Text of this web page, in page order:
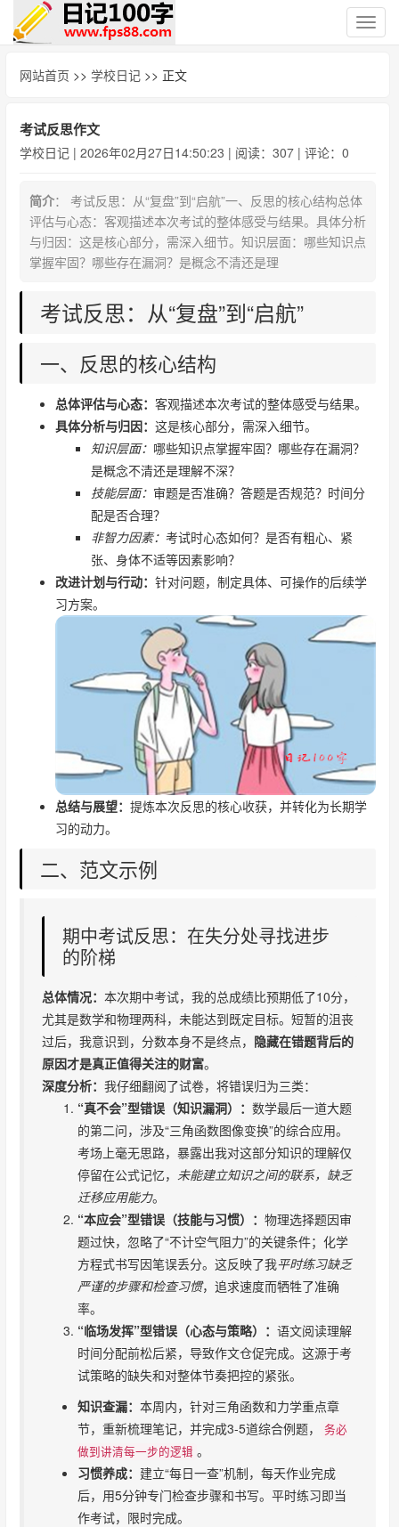
切
换
网站首页 >> 学校日记 >> 正文
考试反思作文
学校日记 | 2026年02月27日14:50:23 | 阅读：307 | 评论：0
简介： 考试反思：从“复盘”到“启航”一、反思的核心结构总体
评估与心态：客观描述本次考试的整体感受与结果。具体分析
与归因：这是核心部分，需深入细节。知识层面：哪些知识点
掌握牢固？哪些存在漏洞？是概念不清还是理
考试反思：从“复盘”到“启航”
一、反思的核心结构
总体评估与心态： 客观描述本次考试的整体感受与结果。
具体分析与归因： 这是核心部分，需深入细节。
知识层面： 哪些知识点掌握牢固？哪些存在漏洞？
是概念不清还是理解不深？
技能层面： 审题是否准确？答题是否规范？时间分
配是否合理？
非智力因素： 考试时心态如何？是否有粗心、紧
张、身体不适等因素影响？
改进计划与行动： 针对问题，制定具体、可操作的后续学
习方案。
总结与展望： 提炼本次反思的核心收获，并转化为长期学
习的动力。
二、范文示例
期中考试反思：在失分处寻找进步
的阶梯
总体情况： 本次期中考试，我的总成绩比预期低了10分，
尤其是数学和物理两科，未能达到既定目标。短暂的沮丧
过后，我意识到，分数本身不是终点， 隐藏在错题背后的
原因才是真正值得关注的财富。
深度分析： 我仔细翻阅了试卷，将错误归为三类：
“真不会”型错误（知识漏洞）： 数学最后一道大题
的第二问，涉及“三角函数图像变换”的综合应用。
考场上毫无思路，暴露出我对这部分知识的理解仅
停留在公式记忆， 未能建立知识之间的联系，缺乏
迁移应用能力。
“本应会”型错误（技能与习惯）： 物理选择题因审
题过快，忽略了“不计空气阻力”的关键条件；化学
方程式书写因笔误丢分。这反映了我平时练习缺乏
严谨的步骤和检查习惯，追求速度而牺牲了准确
率。
“临场发挥”型错误（心态与策略）： 语文阅读理解
时间分配前松后紧，导致作文仓促完成。这源于考
试策略的缺失和对整体节奏把控的紧张。
知识查漏： 本周内，针对三角函数和力学重点章
节，重新梳理笔记，并完成3-5道综合例题，
务必
做到讲清每一步的逻辑 。
习惯养成： 建立“每日一查”机制，每天作业完成
后，用5分钟专门检查步骤和书写。平时练习即当
作考试，限时完成。